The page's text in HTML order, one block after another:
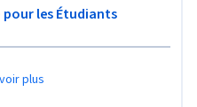
les Étudiants
plus